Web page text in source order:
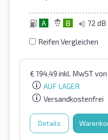
A B 72 dB
Reifen Vergleichen
€ 194,49 inkl. MwSTvon
AUF LAGER
Versandkostenfrei
Details